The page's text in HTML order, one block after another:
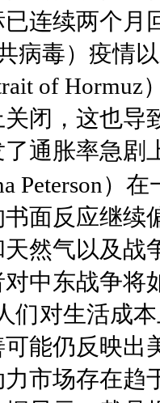
连续两个月
病毒）疫情
of Hormuz
闭，这也导
通胀率急
Peterson）
面反应继续
然气以及战
中东战争将
们对生活成
能仍反映出
市场存在趋